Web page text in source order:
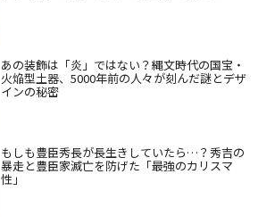
あの装飾は「炎」ではない？縄文時代の国宝・
火焔型土器、5000年前の人々が刻んだ謎とデザ
インの秘密
もしも豊臣秀長が長生きしていたら…？秀吉の
暴走と豊臣家滅亡を防げた「最強のカリスマ
性」